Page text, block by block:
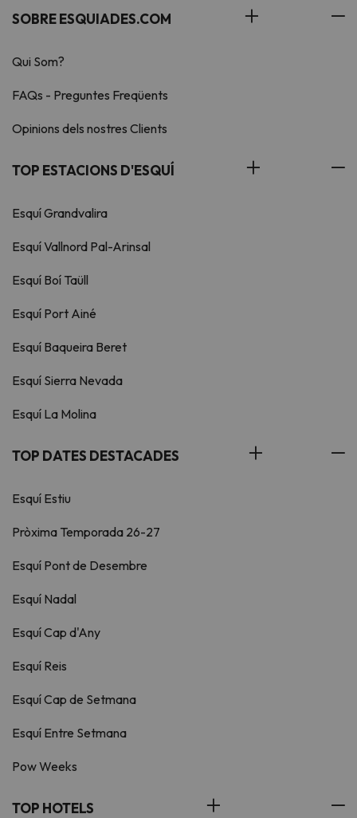
SOBRE ESQUIADES.COM
Qui Som?
FAQs - Preguntes Freqüents
Opinions dels nostres Clients
TOP ESTACIONS D'ESQUÍ
Esquí Grandvalira
Esquí Vallnord Pal-Arinsal
Esquí Boí Taüll
Esquí Port Ainé
Esquí Baqueira Beret
Esquí Sierra Nevada
Esquí La Molina
TOP DATES DESTACADES
Esquí Estiu
Pròxima Temporada 26-27
Esquí Pont de Desembre
Esquí Nadal
Esquí Cap d'Any
Esquí Reis
Esquí Cap de Setmana
Esquí Entre Setmana
Pow Weeks
TOP HOTELS